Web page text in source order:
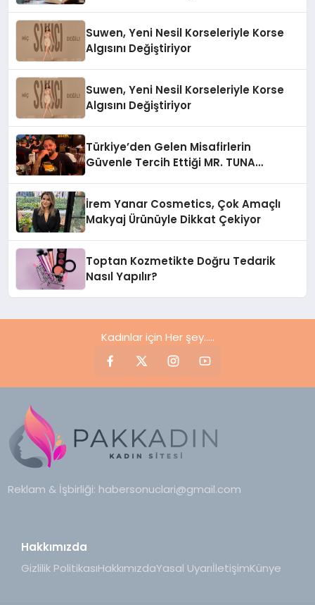
Suwen, Yeni Nesil Korseleriyle Korse
Algısını Değiştiriyor
Suwen, Yeni Nesil Korseleriyle Korse
Algısını Değiştiriyor
Türkiye’den Gelen Misafirlerin
Güvenle Tercih Ettiği MR. TUNA
İrem Yanar Cosmetics, Çok Amaçlı
Makyaj Ürünüyle Dikkat Çekiyor
Toptan Kozmetikte Doğru Tedarik
Nasıl Yapılır?
Kadınlar için Her şey.....
Reklam & İşbirliği: habersonuclari@gmail.com
Hakkımızda
Gizlilik PolitikasıHakkımızdaYasal UyarıİletişimKünye